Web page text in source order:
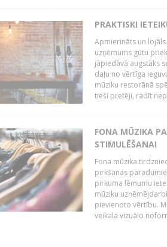
PRAKTISKI
Apmierināts un
uzņēmums gūtu
jāpiedāvā augstāks
daļu no vērtīga
mūziku restorānā
tieši pretēji, radīt
FONA MŪZIKA
STIMULĒŠANAI
Fona mūzika
pirkšanas
pirkuma lēmumu
mūziku
pievienoto vērtību.
veikala vizuālo